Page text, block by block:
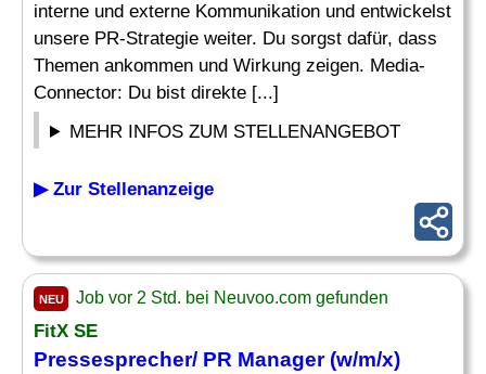
interne und externe Kommunikation und entwickelst
unsere PR-Strategie weiter. Du sorgst dafür, dass
Themen ankommen und Wirkung zeigen. Media-
Connector: Du bist direkte [...]
MEHR INFOS ZUM STELLENANGEBOT
▶ Zur Stellenanzeige
NEU Job vor 2 Std. bei Neuvoo.com gefunden
FitX SE
Pressesprecher/ PR Manager(w/m/x)